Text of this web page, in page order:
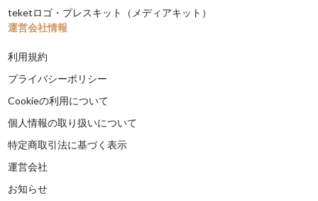
teketロゴ・プレスキット（メディアキット）
運営会社情報
利用規約
プライバシーポリシー
Cookieの利用について
個人情報の取り扱いについて
特定商取引法に基づく表示
運営会社
お知らせ